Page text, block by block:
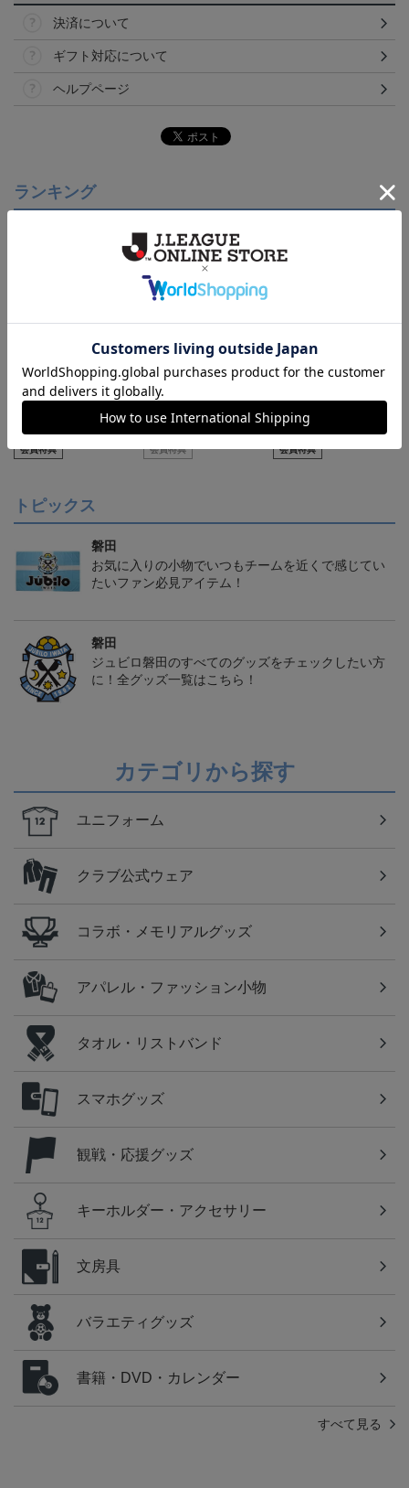
決済について
ギフト対応について
ヘルプページ
ランキング
【S～4XL】2026/27ユニ
フォーム オーセンティッ
21,450円～25,950円
会員特典
【S～4XL】2026/27ユニ
フォーム オーセンティッ
会員特典
タオルマフラー
1,760円
会員特典
トピックス
磐田
お気に入りの小物でいつもチームを近くで感じてい
たいファン必見アイテム！
磐田
ジュビロ磐田のすべてのグッズをチェックしたい方
に！全グッズ一覧はこちら！
カテゴリから探す
ユニフォーム
クラブ公式ウェア
コラボ・メモリアルグッズ
アパレル・ファッション小物
タオル・リストバンド
スマホグッズ
観戦・応援グッズ
キーホルダー・アクセサリー
文房具
バラエティグッズ
書籍・DVD・カレンダー
すべて見る